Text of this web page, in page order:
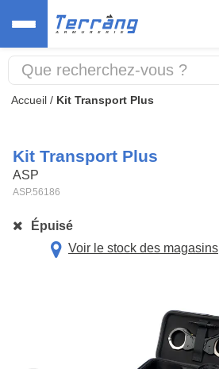
Accueil / Kit Transport Plus
Kit Transport Plus
ASP
ASP.56186
Épuisé
Voir le stock des magasins